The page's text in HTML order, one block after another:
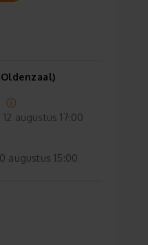
12 augustus 17:00
augustus 15:00